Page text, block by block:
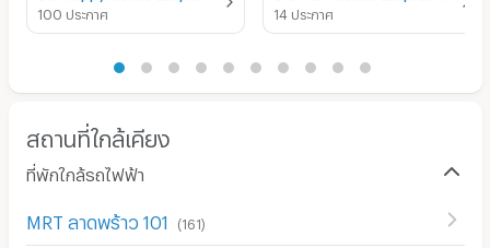
100 ประกาศ
14 ประกาศ
สถานที่ใกล้เคียง
ที่พักใกล้รถไฟฟ้า
MRT ลาดพร้าว 101 (161)